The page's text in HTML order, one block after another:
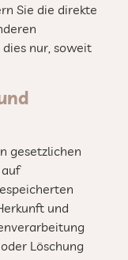
Sie die direkte
nur, soweit
gesetzlichen
und
Löschung